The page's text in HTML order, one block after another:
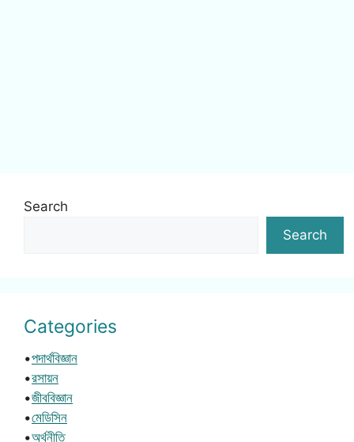
Search
Search
Categories
•পদার্থবিজ্ঞান
•রসায়ন
•জীববিজ্ঞান
•মেডিসিন
•অর্থনীতি